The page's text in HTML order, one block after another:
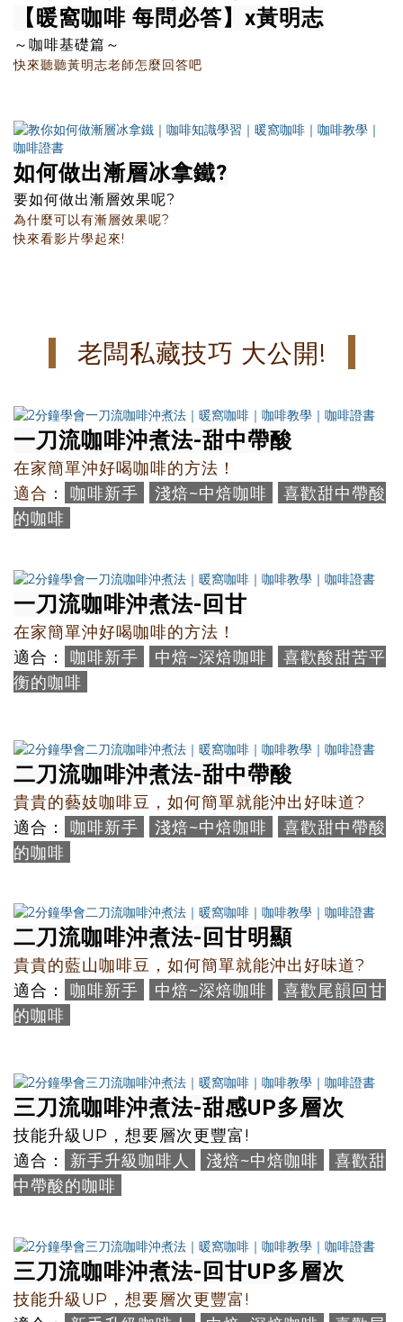
【暖窩咖啡 每問必答】x黃明志
～咖啡基礎篇～
快來聽聽黃明志老師怎麼回答吧
如何做出漸層冰拿鐵?
要如何做出漸層效果呢?
為什麼可以有漸層效果呢?
快來看影片學起來!
老闆私藏技巧 大公開!
一刀流咖啡沖煮法-甜中帶酸
在家簡單沖好喝咖啡的方法！
適合：
咖啡新手 淺焙~中焙咖啡
喜歡甜中帶酸
的咖啡
一刀流咖啡沖煮法- 回甘
在家簡單沖好喝咖啡的方法！
適合：
咖啡新手 中焙~深焙咖啡
喜歡酸甜苦平
衡的咖啡
二刀流咖啡沖煮法-甜中帶酸
貴貴的藝妓咖啡豆，如何簡單就能沖出好味道?
適合：
咖啡新手 淺焙~中焙咖啡
喜歡甜中帶酸
的咖啡
二刀流咖啡沖煮法- 回甘明顯
貴貴的藍山咖啡豆，如何簡單就能沖出好味道?
適合：
咖啡新手 中焙~深焙咖啡
喜歡尾韻回甘
的咖啡
三刀流咖啡沖煮法-甜感UP多層次
技能升級UP，想要層次更豐富!
適合：
新手升級咖啡人 淺焙~中焙咖啡
喜歡甜
中帶酸的咖啡
三刀流咖啡沖煮法-回甘UP多層次
技能升級UP，想要層次更豐富!